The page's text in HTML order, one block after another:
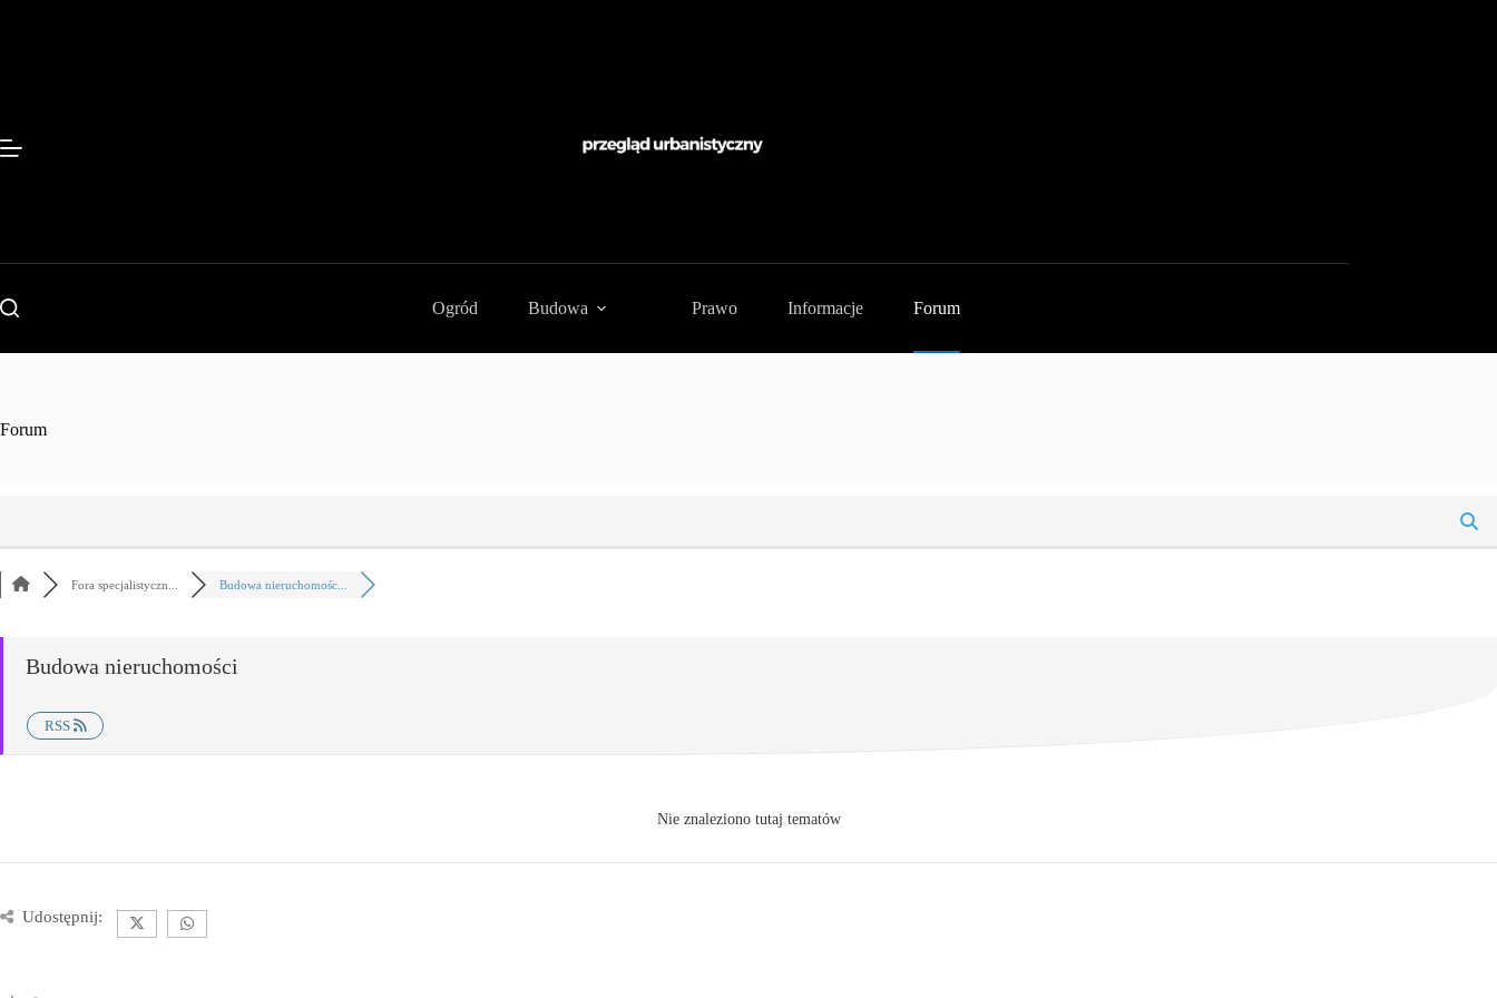
Ogród Budowa Prawo Informacje Forum
Forum
Fora specjalistyczn... Budowa nieruchomośc...
Budowa nieruchomości
RSS
Nie znaleziono tutaj tematów
Udostępnij: